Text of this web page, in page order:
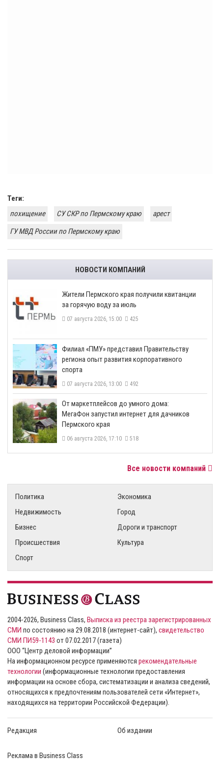
Теги:
похищение
СУ СКР по Пермскому краю
арест
ГУ МВД России по Пермскому краю
НОВОСТИ КОМПАНИЙ
​Жители Пермского края получили квитанции
за горячую воду за июль
07 августа 2026, 15:00 425
​Филиал «ПМУ» представил Правительству
региона опыт развития корпоративного
спорта
07 августа 2026, 13:00 492
От маркетплейсов до умного дома:
МегаФон запустил интернет для дачников
Пермского края
06 августа 2026, 17:10 518
Все новости компаний
Политика
Экономика
Недвижимость
Город
Бизнес
Дороги и транспорт
Происшествия
Культура
Спорт
2004-2026, Business Class, Выписка из реестра зарегистрированных
СМИ по состоянию на 29.08.2018 (интернет-сайт), свидетельство
СМИ ПИ59-1143 от 07.02.2017 (газета)
ООО “Центр деловой информации”
На информационном ресурсе применяются рекомендательные
технологии (информационные технологии предоставления
информации на основе сбора, систематизации и анализа сведений,
относящихся к предпочтениям пользователей сети «Интернет»,
находящихся на территории Российской Федерации).
Редакция Об издании
Реклама в Business Class